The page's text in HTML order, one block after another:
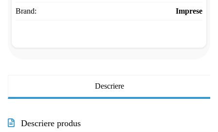
Brand: Imprese
Descriere
Descriere produs